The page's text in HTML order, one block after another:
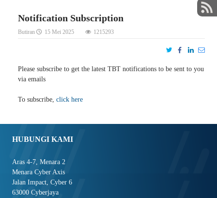
Notification Subscription
Butiran 15 Mei 2025 1215293
Please subscribe to get the latest TBT notifications to be sent to you
via emails
To subscribe, click here
HUBUNGI KAMI
Aras 4-7, Menara 2
Menara Cyber Axis
Jalan Impact, Cyber 6
63000 Cyberjaya